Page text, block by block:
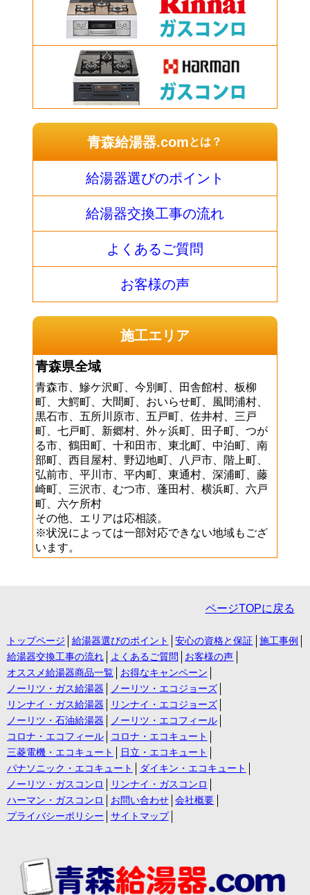
青森給湯器.comとは？
給湯器選びのポイント
給湯器交換工事の流れ
よくあるご質問
お客様の声
施工エリア
青森県全域
青森市、鰺ケ沢町、今別町、田舎館村、板柳
町、大鰐町、大間町、おいらせ町、風間浦村、
黒石市、五所川原市、五戸町、佐井村、三戸
町、七戸町、新郷村、外ヶ浜町、田子町、つが
る市、鶴田町、十和田市、東北町、中泊町、南
部町、西目屋村、野辺地町、八戸市、階上町、
弘前市、平川市、平内町、東通村、深浦町、藤
崎町、三沢市、むつ市、蓬田村、横浜町、六戸
町、六ケ所村
その他、エリアは応相談。
※状況によっては一部対応できない地域もござ
います。
ページTOPに戻る
トップページ 給湯器選びのポイント 安心の資格と保証
施工事例
給湯器交換工事の流れ
よくあるご質問
お客様の声
オススメ給湯器商品一覧
お得なキャンペーン
ノーリツ・ガス給湯器
ノーリツ・エコジョーズ
リンナイ・ガス給湯器
リンナイ・エコジョーズ
ノーリツ・石油給湯器
ノーリツ・エコフィール
コロナ・エコフィール
コロナ・エコキュート
三菱電機・エコキュート
日立・エコキュート
パナソニック・エコキュート
ダイキン・エコキュート
ノーリツ・ガスコンロ
リンナイ・ガスコンロ
ハーマン・ガスコンロ
お問い合わせ
会社概要
プライバシーポリシー
サイトマップ